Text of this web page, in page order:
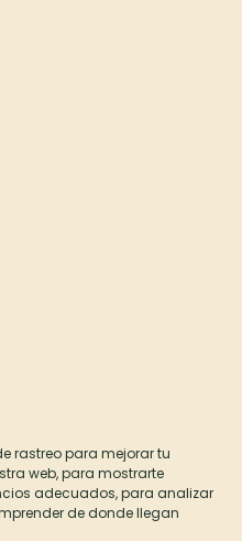
rastreo para mejorar tu
web, para mostrarte
adecuados, para analizar
de donde llegan